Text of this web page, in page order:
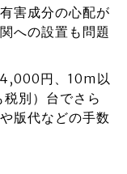
害成分の心配が
への設置も問題
円、10m以
別）台でさら
版代などの手数